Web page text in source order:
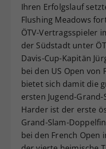
Ihren Erfolgslauf
Flushing Meadows
ÖTV-Vertragsspieler
der Südstadt unter
Davis-Cup-Kapitän
bei den US Open
bietet sich damit die
ersten Jugend-
Harder ist der erste
Grand-Slam-
bei den French Open